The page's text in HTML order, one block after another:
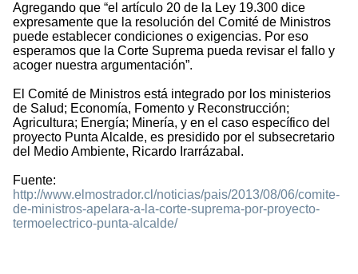
Agregando que “el artículo 20 de la Ley 19.300 dice
expresamente que la resolución del Comité de Ministros
puede establecer condiciones o exigencias. Por eso
esperamos que la Corte Suprema pueda revisar el fallo y
acoger nuestra argumentación”.
El Comité de Ministros está integrado por los ministerios
de Salud; Economía, Fomento y Reconstrucción;
Agricultura; Energía; Minería, y en el caso específico del
proyecto Punta Alcalde, es presidido por el subsecretario
del Medio Ambiente, Ricardo Irarrázabal.
Fuente:
http://www.elmostrador.cl/noticias/pais/2013/08/06/comite-
de-ministros-apelara-a-la-corte-suprema-por-proyecto-
termoelectrico-punta-alcalde/